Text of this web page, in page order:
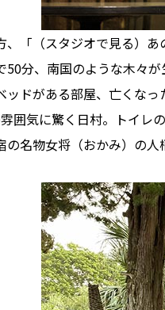
、「（スタジオで見る）あ
50分、南国のような木々
ッドがある部屋、亡くな
囲気に驚く日村。トイレ
の名物女将（おかみ）の